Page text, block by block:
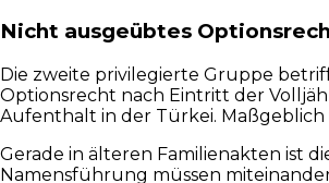
Nicht ausgeübtes
Die zweite privilegierte Gruppe
Optionsrecht nach Eintritt der
Aufenthalt in der Türkei. Maßgeblich
Gerade in älteren Familienakten ist
Namensführung müssen